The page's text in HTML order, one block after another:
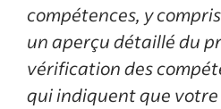
compétences, y
un aperçu détaillé du
vérification des
qui indiquent que